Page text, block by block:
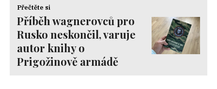
Přečtěte si
Příběh wagnerovců pro
Rusko neskončil, varuje
autor knihy o
Prigožinově armádě